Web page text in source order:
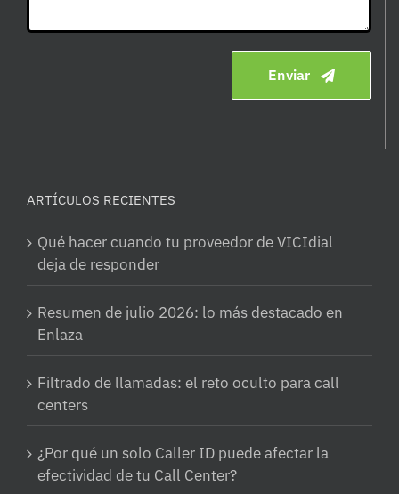
Enviar
ARTÍCULOS RECIENTES
Qué hacer cuando tu proveedor de VICIdial
deja de responder
Resumen de julio 2026: lo más destacado en
Enlaza
Filtrado de llamadas: el reto oculto para call
centers
¿Por qué un solo Caller ID puede afectar la
efectividad de tu Call Center?